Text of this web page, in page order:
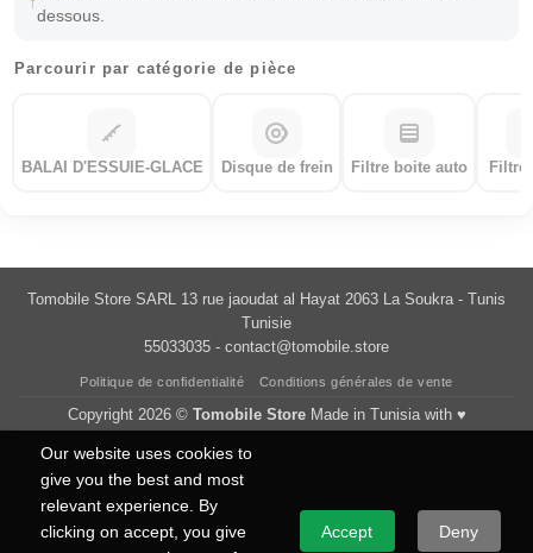
Our website uses cookies to
give you the best and most
relevant experience. By
clicking on accept, you give
Accept Deny
dessous.
Parcourir par catégorie de pièce
BALAI D'ESSUIE-GLACE Disque de frein Filtre boite auto
Tomobile Store SARL 13 rue jaoudat al Hayat 2063 La Soukra - Tunis
Tunisie
55033035 - contact@tomobile.store
Politique de confidentialité Conditions générales de vente
Copyright 2026 © Tomobile StoreMade in Tunisia with ♥